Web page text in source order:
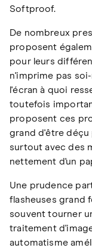
Softproof.
De nombreux
proposent
pour leurs
n'imprime pas
l'écran à quoi
toutefois
proposent ces
grand d'être déçu
surtout avec des
nettement d'un
Une prudence
flasheuses grand
souvent tourner
traitement
automatisme